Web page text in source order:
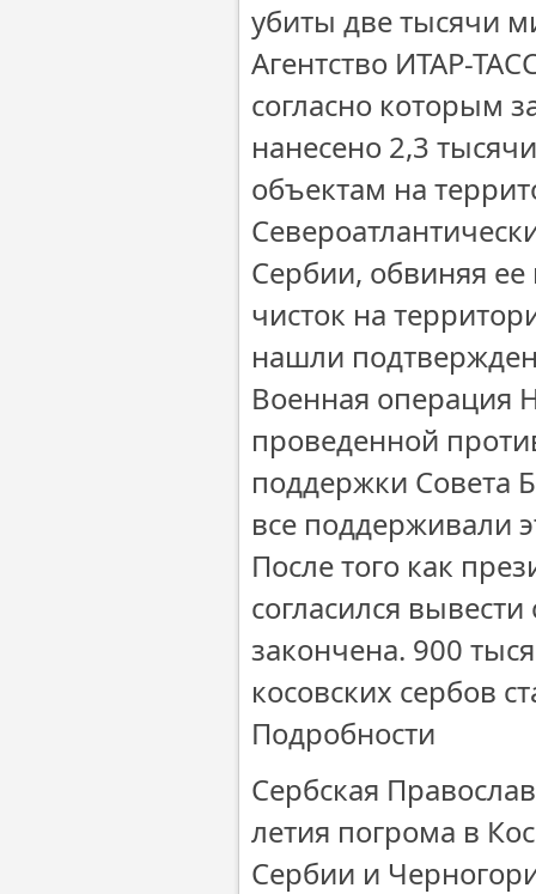
убиты две тысячи
Агентство ИТАР-
согласно которым
нанесено 2,3
объектам на
Сербии, обвиняя ее
чисток на
нашли
Военная операция
проведенной
поддержки Совета
все поддерживали
После того как
согласился
закончена. 900
косовских сербов
Подробности
Сербская
летия погрома в
Сербии и